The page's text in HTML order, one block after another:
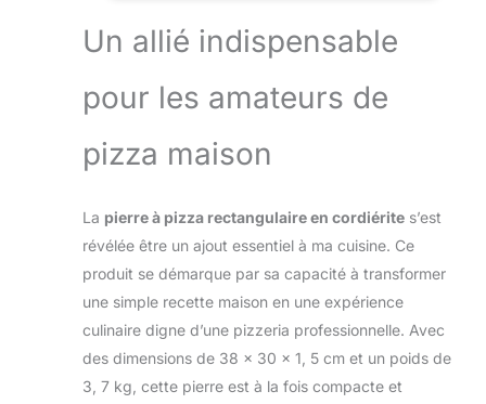
42 x 30 cm
pains, de quiches
ou de gâteaux La
est un excellent
permet à la chaleur
uniformément sur la
de plus, cette pierre
absorbe l'humidité,
ce qui permet
d'obtenir une pâte
de la cuisson sur le
gril à gaz ou à
Un allié indispensable
pour les amateurs de
pizza maison
La pierre à pizza rectangulaire en cordiérite s’est
révélée être un ajout essentiel à ma cuisine. Ce
produit se démarque par sa capacité à transformer
une simple recette maison en une expérience
culinaire digne d’une pizzeria professionnelle. Avec
des dimensions de 38 x 30 x 1, 5 cm et un poids de
3, 7 kg, cette pierre est à la fois compacte et